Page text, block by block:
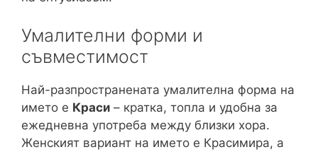
Умалителни форми и
съвместимост
Най-разпространената умалителна форма на
името е Краси – кратка, топла и удобна за
ежедневна употреба между близки хора.
Женският вариант на името е Красимира, а